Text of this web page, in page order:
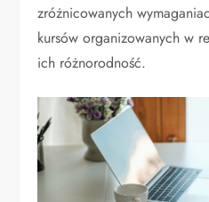
zróżnicowanych
kursów organizowanych w
ich różnorodność.